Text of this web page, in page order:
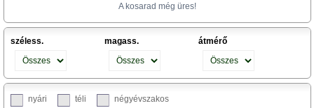
A kosarad még üres!
széless. magass. átmérő
nyári téli négyévszakos